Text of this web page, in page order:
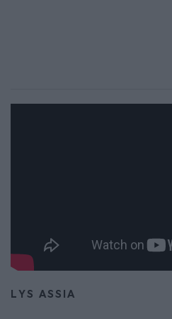
LYS ASSIA